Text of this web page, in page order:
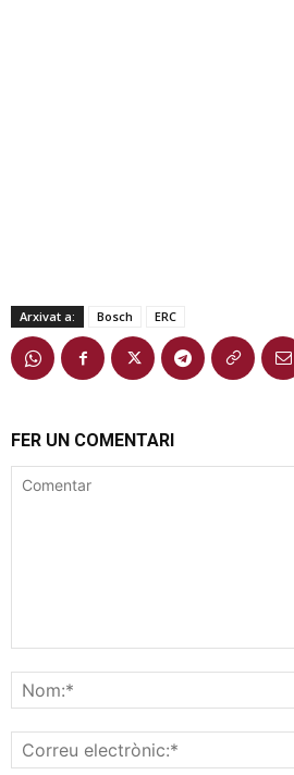
Arxivat a: Bosch ERC
FER UN COMENTARI